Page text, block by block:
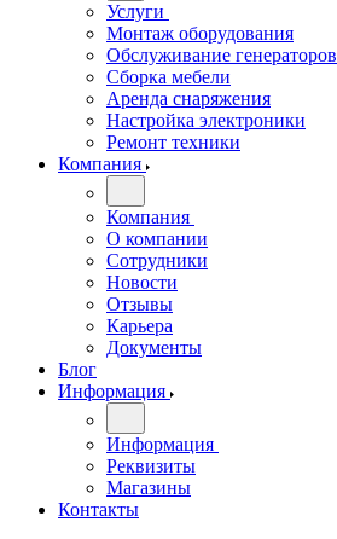
Услуги
Монтаж оборудования
Обслуживание генераторов
Сборка мебели
Аренда снаряжения
Настройка электроники
Ремонт техники
Компания
Компания
О компании
Сотрудники
Новости
Отзывы
Карьера
Документы
Блог
Информация
Информация
Реквизиты
Магазины
Контакты